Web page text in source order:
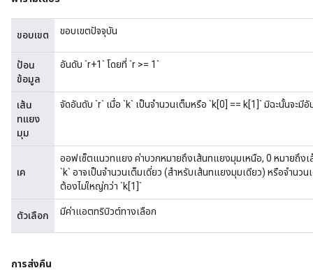
ขอบเขต ขอบเขตปัจจุบัน
ป้อน
ข้อมูล
อันดับ `r+1` โดยที่ `r >= 1`
เส้น
ทแยง
มุม
จัดอันดับ `r` เมื่อ `k` เป็นจำนวนเต็มหรือ `k[0] == k[1]` มิฉะนั้นจะมีอั
เค
ออฟเซ็ตแนวทแยง ค่าบวกหมายถึงเส้นทแยงมุมเหนือ, 0 หมายถึ
`k` อาจเป็นจำนวนเต็มเดี่ยว (สำหรับเส้นทแยงมุมเดียว) หรือจำนว
ต้องไม่ใหญ่กว่า `k[1]`
ตัวเลือก มีค่าแอตทริบิวต์ทางเลือก
การส่งคืน